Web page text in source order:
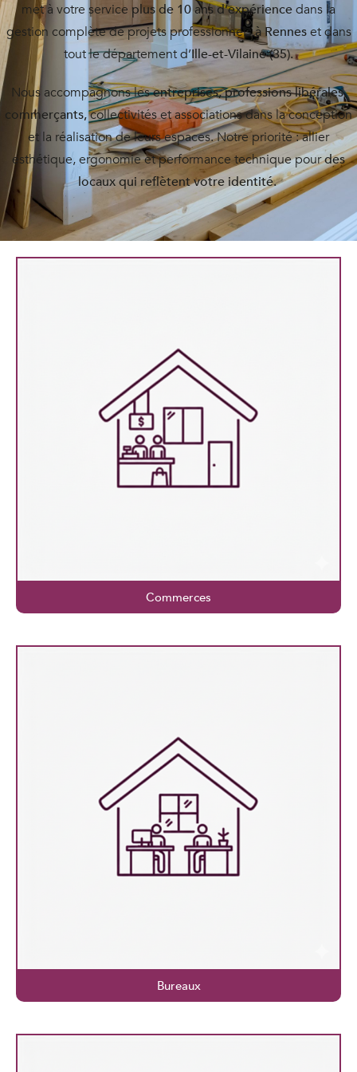
met à votre service plus de 10 ans d’expériencedans la
gestion complète de projets professionnelsà Renneset dans
tout le département d’Ille-et-Vilaine (35).
Nous accompagnons lesentreprises, professions libérales,
commerçants,collectivités et associations dans la conception
et la réalisation de leurs espaces. Notre priorité : allier
esthétique, ergonomie et performance technique pourdes
locaux qui reflètent votre identité.
Commerces
Bureaux